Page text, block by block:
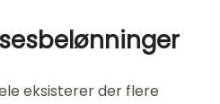
eksisterer der flere